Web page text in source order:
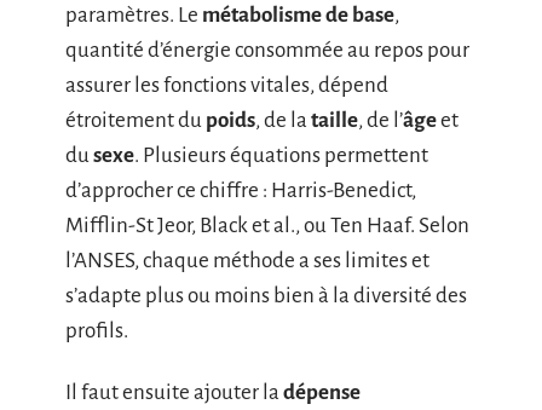
paramètres. Le métabolisme de base,
quantité d’énergie consommée au repos pour
assurer les fonctions vitales, dépend
étroitement du poids, de la taille, de l’âgeet
du sexe. Plusieurs équations permettent
d’approcher ce chiffre : Harris-Benedict,
Mifflin-St Jeor, Black et al., ou Ten Haaf. Selon
l’ANSES, chaque méthode a ses limites et
s’adapte plus ou moins bien à la diversité des
profils.
Il faut ensuite ajouter la dépense